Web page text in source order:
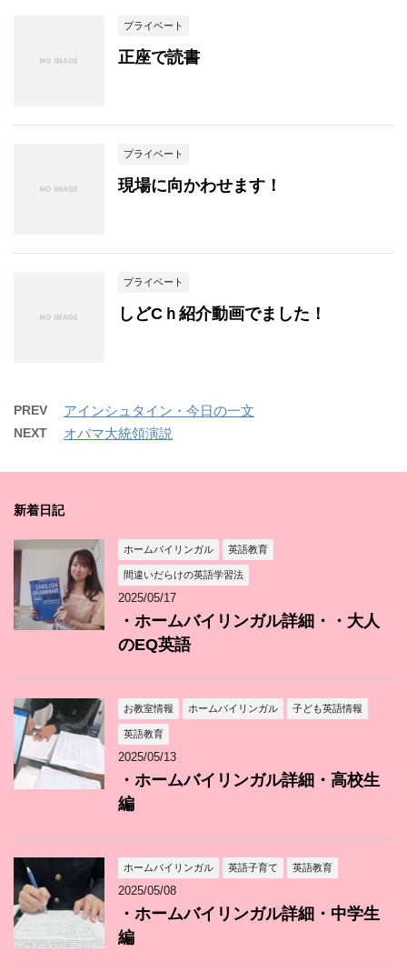
プライベート
正座で読書
プライベート
現場に向かわせます！
プライベート
しどCｈ紹介動画でました！
PREV アインシュタイン・今日の一文
NEXT オバマ大統領演説
新着日記
ホームバイリンガル 英語教育
間違いだらけの英語学習法
2025/05/17
・ホームバイリンガル詳細・・大人
のEQ英語
お教室情報 ホームバイリンガル 子ども英語情報
英語教育
2025/05/13
・ホームバイリンガル詳細・高校生
編
ホームバイリンガル 英語子育て 英語教育
2025/05/08
・ホームバイリンガル詳細・中学生
編